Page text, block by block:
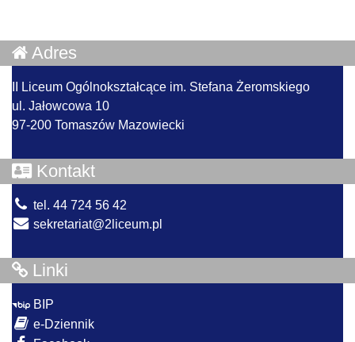
Adres
II Liceum Ogólnokształcące im. Stefana Żeromskiego
ul. Jałowcowa 10
97-200 Tomaszów Mazowiecki
Kontakt
tel. 44 724 56 42
sekretariat@2liceum.pl
Linki
BIP
e-Dziennik